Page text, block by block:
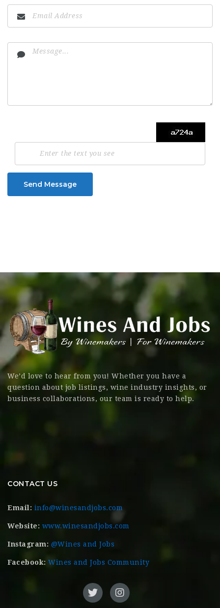
Send Message
We’d love to hear from you! Whether you have a
question about job listings, wine industry insights, or
business collaborations, our team is ready to help.
CONTACT US
Email: info@winesandjobs.com
Website: www.winesandjobs.com
Instagram: @Wines and Jobs
Facebook: Wines and Jobs Community